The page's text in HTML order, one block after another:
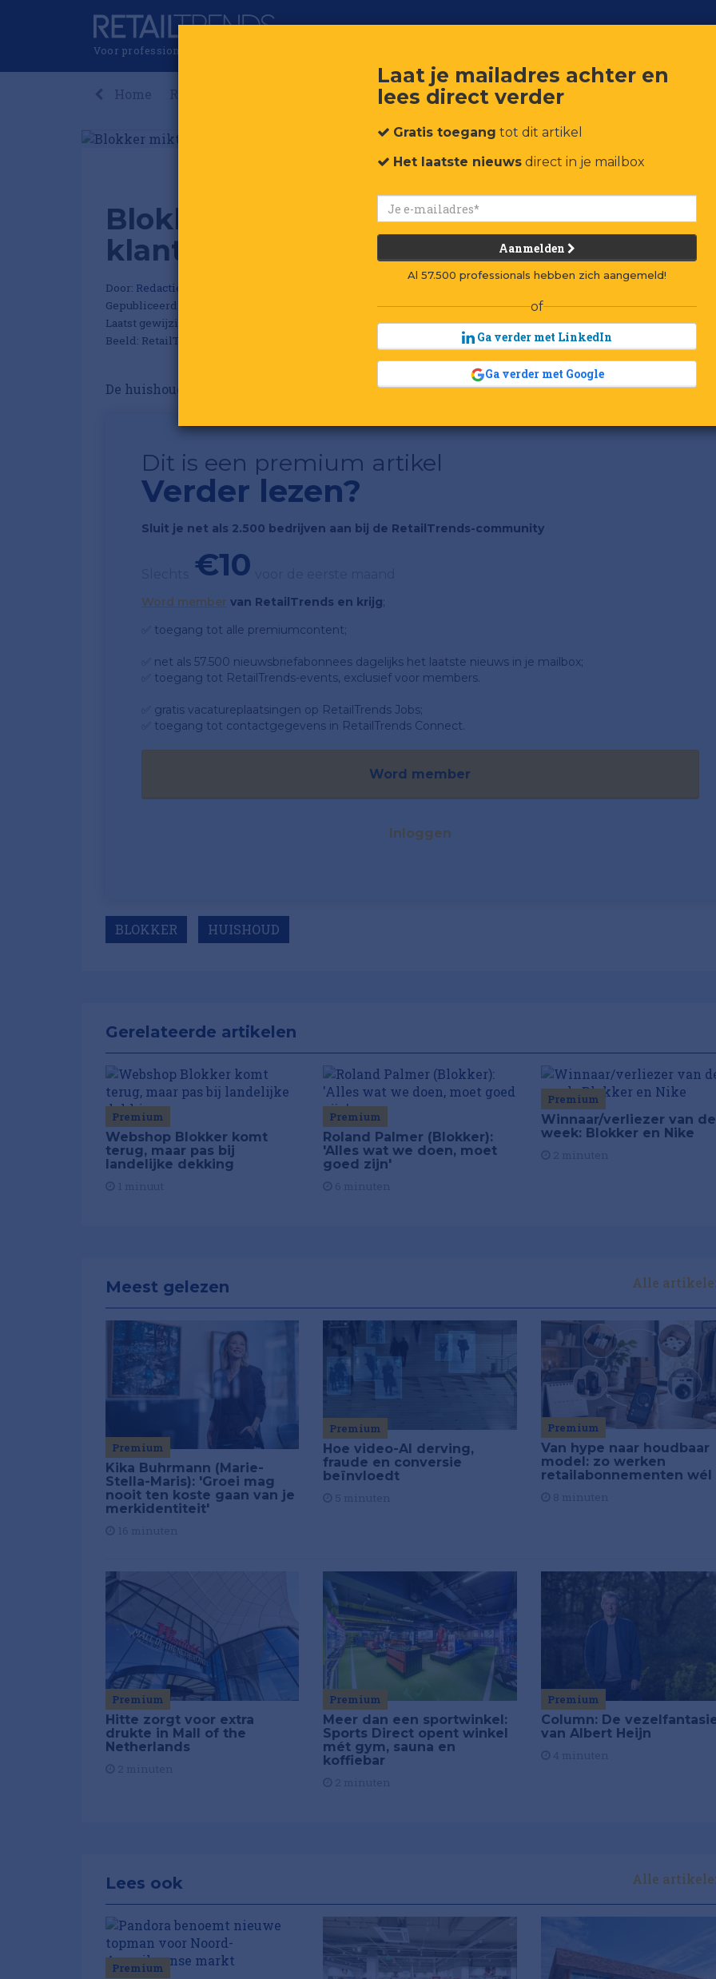
Voor professionals in retail & brands
Home Recent Events Connect Jobs
Blokker mikt op meer winkels en vraagt
klanten mee te denken
Door: Redactie RetailTrends
Gepubliceerd op 21 mei 2026 om 11:01
Laatst gewijzigd: 21 mei 2026 om 13:11
Beeld: RetailTrends
De huishoudketen heeft sinds de herstart bijna een jaar geleden 56 vestigingen.
Dit is een premium artikel
Verder lezen?
Sluit je net als 2.500 bedrijven aan bij de RetailTrends-community
€10
Word member van RetailTrends en krijg;
✅ toegang tot alle premiumcontent;
✅ net als 57.500 nieuwsbriefabonnees dagelijks het laatste nieuws in je mailbox;
✅ toegang tot RetailTrends-events, exclusief voor members.
✅ gratis vacatureplaatsingen op RetailTrends Jobs;
✅ toegang tot contactgegevens in RetailTrends Connect.
Word member
Inloggen
BLOKKER HUISHOUD
Gerelateerde artikelen
Premium
Webshop Blokker komt
terug, maar pas bij
landelijke dekking
Premium
Roland Palmer (Blokker):
'Alles wat we doen, moet
goed zijn'
Premium
Winnaar/verliezer van de
week: Blokker en Nike
Meest gelezen Alle
Premium
Kika Buhrmann (Marie-
Stella-Maris): 'Groei mag
nooit ten koste gaan van je
merkidentiteit'
Premium
Hoe video-AI derving,
fraude en conversie
beïnvloedt
Premium
Van hype naar houdbaar
model: zo werken
retailabonnementen wél
Premium
Hitte zorgt voor extra
drukte in Mall of the
Netherlands
Premium
Meer dan een sportwinkel:
Sports Direct opent winkel
mét gym, sauna en
koffiebar
Premium
Column: De
van Albert Heijn
Lees ook Alle
Premium
Laat je mailadres achter en
lees direct verder
Gratis toegang tot dit artikel
Het laatste nieuws direct in je mailbox
Aanmelden
Al 57.500 professionals hebben zich aangemeld!
of
Ga verder met LinkedIn
Ga verder met Google